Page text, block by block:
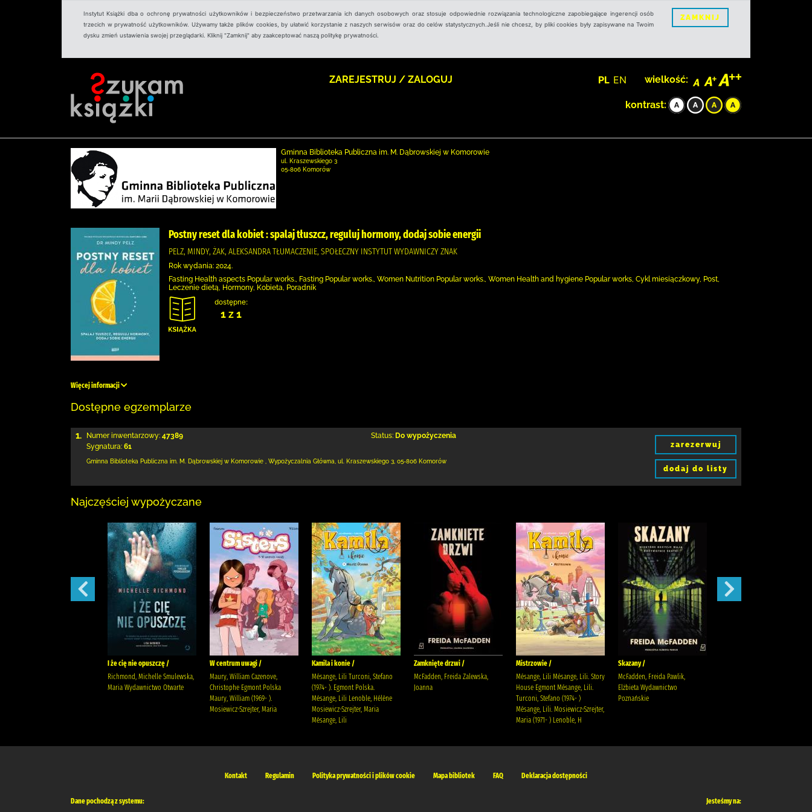
Instytut Książki dba o ochronę prywatności użytkowników i bezpieczeństwo przetwarzania ich danych osobowych oraz stosuje odpowiednie rozwiązania technologiczne zapobiegające ingerencji osób
trzecich w prywatność użytkowników. Używamy także plików cookies, by ułatwić korzystanie z naszych serwisów oraz do celów statystycznych.Jeśli nie chcesz, by pliki cookies były zapisywane na Twoim
dysku zmień ustawienia swojej przeglądarki. Kliknij "Zamknij" aby zaakceptować naszą politykę prywatności.
ZAMKNIJ
ZAREJESTRUJ / ZALOGUJ PL EN wielkość:
kontrast:
Gminna Biblioteka Publiczna im. M. Dąbrowskiej w Komorowie
ul. Kraszewskiego 3
05-806 Komorów
Postny reset dla kobiet : spalaj tłuszcz, reguluj hormony, dodaj sobie energii
PELZ, MINDY, ŻAK, ALEKSANDRA TŁUMACZENIE, SPOŁECZNY INSTYTUT WYDAWNICZY ZNAK
Rok wydania: 2024.
Fasting Health aspects Popular works., Fasting Popular works., Women Nutrition Popular works., Women Health and hygiene Popular works, Cykl miesiączkowy, Post,
Leczenie dietą, Hormony, Kobieta, Poradnik
dostępne:
1 z 1
Więcej informacji
Dostępne egzemplarze
1. Numer inwentarzowy: 47389
Sygnatura: 61
Status: Do wypożyczenia
Gminna Biblioteka Publiczna im. M. Dąbrowskiej w Komorowie Wypożyczalnia Główna, ul. Kraszewskiego 3 05-806 Komorów
zarezerwuj
dodaj do listy
Najczęściej wypożyczane
I że cię nie opuszczę /
Richmond, Michelle Smulewska,
Maria Wydawnictwo Otwarte
W centrum uwagi /
Maury, William Cazenove,
Christophe Egmont Polska
Maury, William (1969- ).
Mosiewicz-Szrejter, Maria
Kamila i konie /
Mésange, Lili Turconi, Stefano
(1974- ). Egmont Polska.
Mésange, Lili Lenoble, Hélène
Mosiewicz-Szrejter, Maria
Mésange, Lili
Zamknięte drzwi /
McFadden, Freida Zalewska,
Joanna
Mistrzowie /
Mésange, Lili Mésange, Lili. Story
House Egmont Mésange, Lili.
Turconi, Stefano (1974- )
Mésange, Lili. Mosiewicz-Szrejter,
Maria (1971- ) Lenoble, H
Skazany /
McFadden, Freida Pawlik,
Elżbieta Wydawnictwo
Poznańskie
Kontakt Regulamin Polityka prywatności i plików cookie Mapa bibliotek FAQ Deklaracja dostępności
Dane pochodzą z systemu: Jesteśmy na: